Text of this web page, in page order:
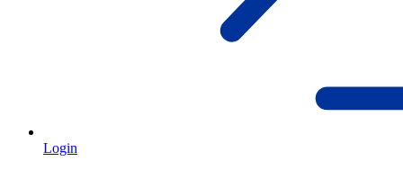
Login